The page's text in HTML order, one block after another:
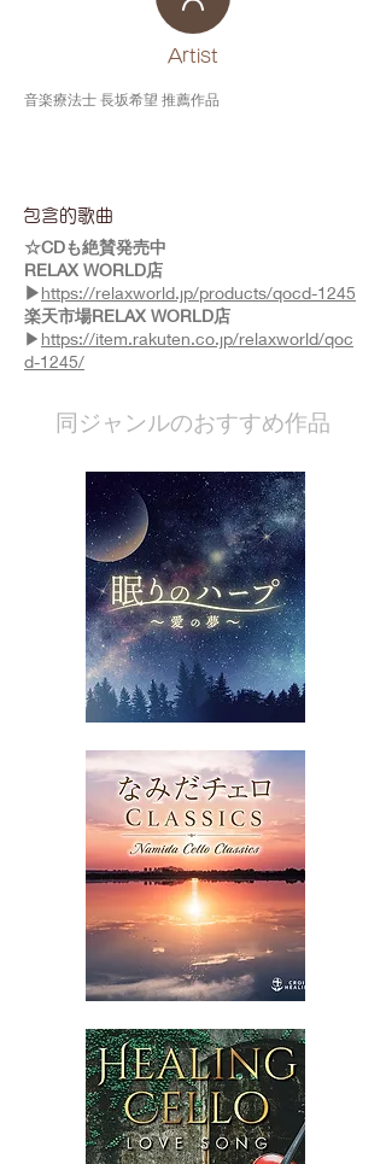
​Artist
音楽療法士 長坂希望 推薦作品
包含的歌曲
☆CDも絶賛発売中
RELAX WORLD店
▶https://relaxworld.jp/products/qocd-1245
楽天市場RELAX WORLD店
▶ https://item.rakuten.co.jp/relaxworld/qoc
d-1245/
​同ジャンルのおすすめ作品